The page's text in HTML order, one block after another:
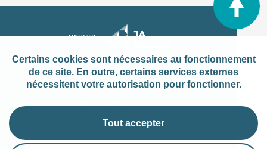
Social Media
Certains cookies sont nécessaires au fonctionnement
de ce site. En outre, certains services externes
nécessitent votre autorisation pour fonctionner.
Tout accepter